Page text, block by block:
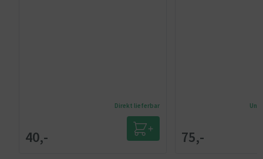
40,-
Direkt lieferbar
75,-